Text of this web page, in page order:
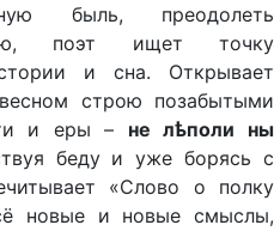
быль, преодолеть
поэт ищет точку
и сна. Открывает
строю позабытыми
и еры – не лѣполи ны
беду и уже борясь с
«Слово о полку
новые и новые смыслы,